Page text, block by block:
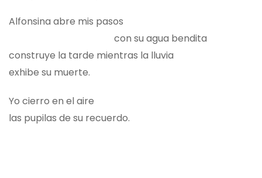
Alfonsina abre mis pasos
con su agua bendita
construye la tarde mientras la lluvia
exhibe su muerte.
Yo cierro en el aire
las pupilas de su recuerdo.